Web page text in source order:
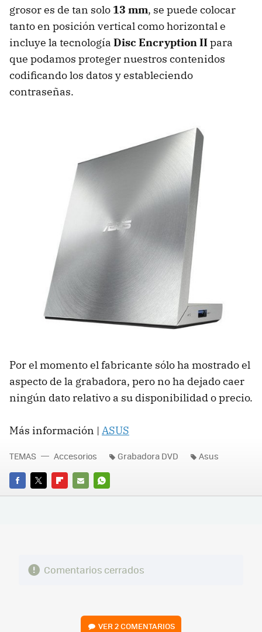
grosor es de tan solo 13 mm, se puede colocar
tanto en posición vertical como horizontal e
incluye la tecnología Disc Encryption IIpara
que podamos proteger nuestros contenidos
codificando los datos y estableciendo
contraseñas.
Por el momento el fabricante sólo ha mostrado el
aspecto de la grabadora, pero no ha dejado caer
ningún dato relativo a su disponibilidad o precio.
Más información | ASUS
FACEBOOK
TWITTERFLIPBOARD
E-
WHATSAPP
TEMAS Accesorios Grabadora DVD Asus
Comentarios cerrados
VER2 COMENTARIOS